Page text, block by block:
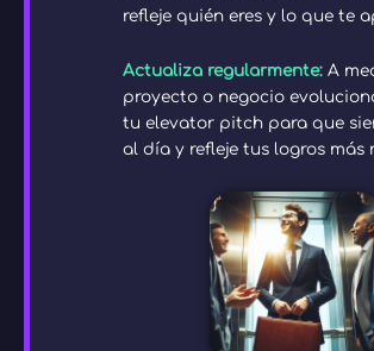
refleje quién eres y lo que te
Actualiza regularmente: A
proyecto o negocio
tu elevator pitch para que
al día y refleje tus logros más